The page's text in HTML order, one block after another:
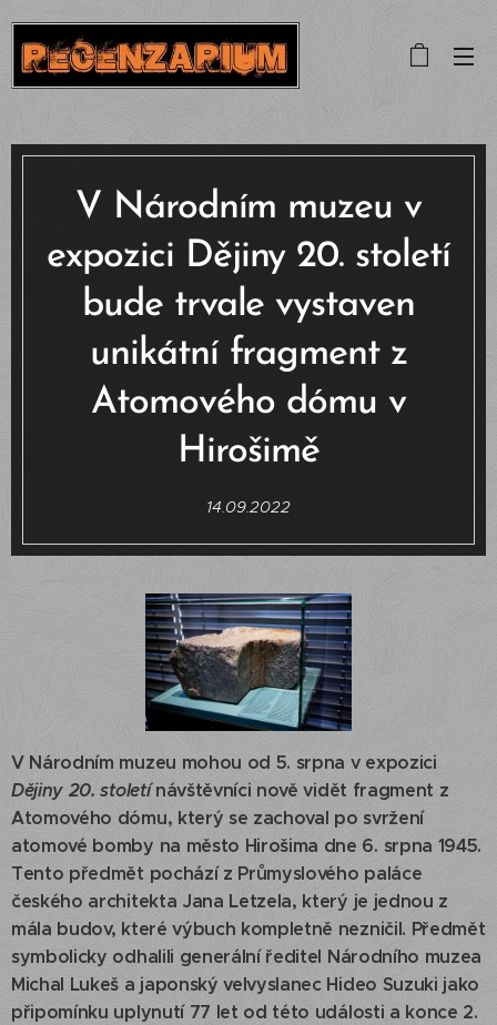
V Národním muzeu v
expozici Dějiny 20. století
bude trvale vystaven
unikátní fragment z
Atomového dómu v
Hirošimě
14.09.2022
V Národním muzeu mohou od 5. srpna v expozici
Dějiny 20. stoletínávštěvníci nově vidět fragment z
Atomového dómu, který se zachoval po svržení
atomové bomby na město Hirošima dne 6. srpna 1945.
Tento předmět pochází z Průmyslového paláce
českého architekta Jana Letzela, který je jednou z
mála budov, které výbuch kompletně nezničil. Předmět
symbolicky odhalili generální ředitel Národního muzea
Michal Lukeš a japonský velvyslanec Hideo Suzuki jako
připomínku uplynutí 77 let od této události a konce 2.